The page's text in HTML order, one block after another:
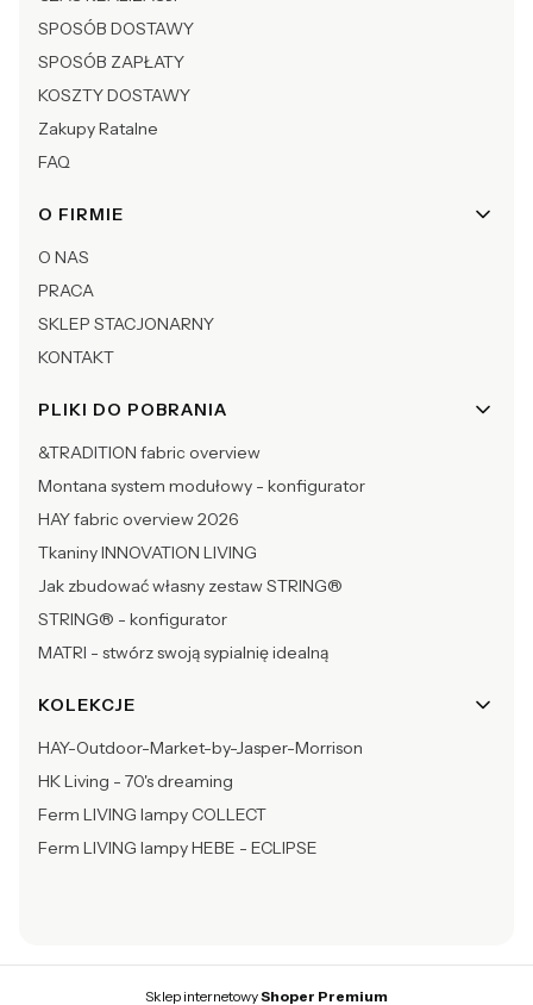
SPOSÓB DOSTAWY
SPOSÓB ZAPŁATY
KOSZTY DOSTAWY
Zakupy Ratalne
FAQ
O FIRMIE
O NAS
PRACA
SKLEP STACJONARNY
KONTAKT
PLIKI DO POBRANIA
&TRADITION fabric overview
Montana system modułowy - konfigurator
HAY fabric overview 2026
Tkaniny INNOVATION LIVING
Jak zbudować własny zestaw STRING®
STRING® - konfigurator
MATRI - stwórz swoją sypialnię idealną
KOLEKCJE
HAY-Outdoor-Market-by-Jasper-Morrison
HK Living - 70's dreaming
Ferm LIVING lampy COLLECT
Ferm LIVING lampy HEBE - ECLIPSE
Sklep internetowyShoper Premium